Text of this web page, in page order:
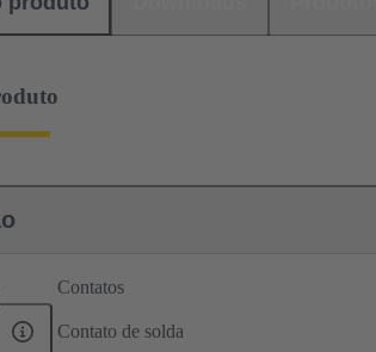
Contatos
Contato de solda